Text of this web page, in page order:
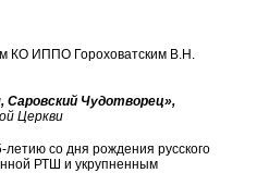
КО ИППО Гороховатским В.Н.
Чудотворец»,
Церкви
летию со дня рождения русского
РТШ и укрупненным